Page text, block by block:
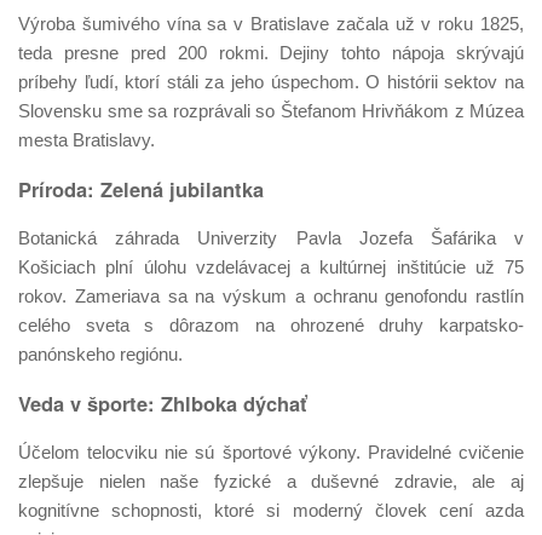
Výroba šumivého vína sa v Bratislave začala už v roku 1825,
teda presne pred 200 rokmi. Dejiny tohto nápoja skrývajú
príbehy ľudí, ktorí stáli za jeho úspechom. O histórii sektov na
Slovensku sme sa rozprávali so Štefanom Hrivňákom z Múzea
mesta Bratislavy.
Príroda: Zelená jubilantka
Botanická záhrada Univerzity Pavla Jozefa Šafárika v
Košiciach plní úlohu vzdelávacej a kultúrnej inštitúcie už 75
rokov. Zameriava sa na výskum a ochranu genofondu rastlín
celého sveta s dôrazom na ohrozené druhy karpatsko-
panónskeho regiónu.
Veda v športe: Zhlboka dýchať
Účelom telocviku nie sú športové výkony. Pravidelné cvičenie
zlepšuje nielen naše fyzické a duševné zdravie, ale aj
kognitívne schopnosti, ktoré si moderný človek cení azda